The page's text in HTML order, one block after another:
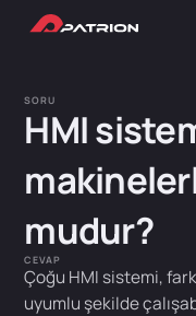
SORU
HMI
mudur?
CEVAP
Çoğu HMI sistemi,
uyumlu şekilde